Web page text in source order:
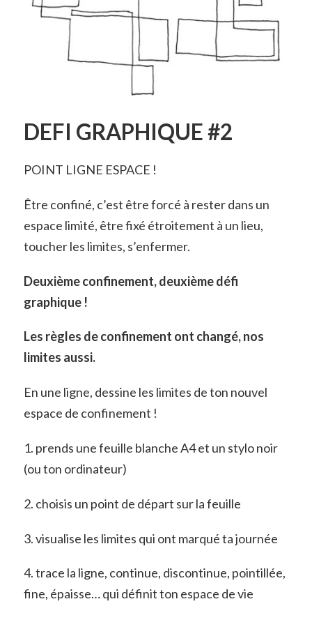
DEFI GRAPHIQUE #2
POINT LIGNE ESPACE !
Être confiné, c’est être forcé à rester dans un
espace limité, être fixé étroitement à un lieu,
toucher les limites, s’enfermer.
Deuxième confinement, deuxième défi
graphique !
Les règles de confinement ont changé, nos
limites aussi.
En une ligne, dessine les limites de ton nouvel
espace de confinement !
1. prends une feuille blanche A4 et un stylo noir
(ou ton ordinateur)
2. choisis un point de départ sur la feuille
3. visualise les limites qui ont marqué ta journée
4. trace la ligne, continue, discontinue, pointillée,
fine, épaisse… qui définit ton espace de vie